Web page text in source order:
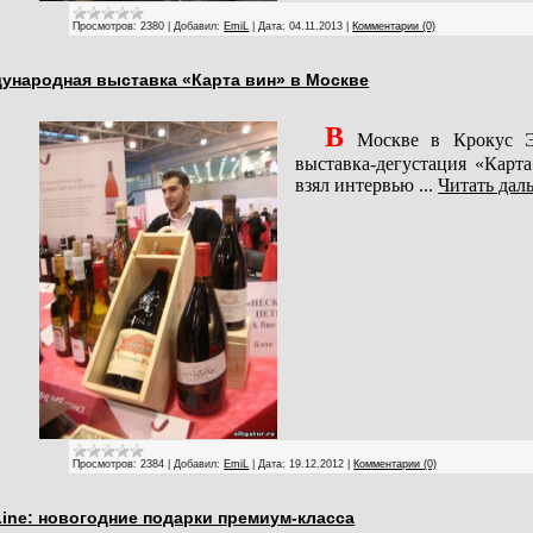
Просмотров: 2380 |Добавил: EmiL |Дата: 04.11.2013 Комментарии (0)
выставка «Карта вин» в Москве
В Москве в Крокус
выставка-дегустация
взял интервью ...Читать
Просмотров: 2384 |Добавил: EmiL |Дата: 19.12.2012 Комментарии (0)
новогодние подарки премиум-класса